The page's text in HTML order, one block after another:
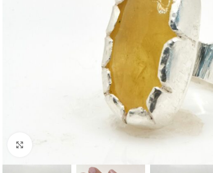
Click to enlarge